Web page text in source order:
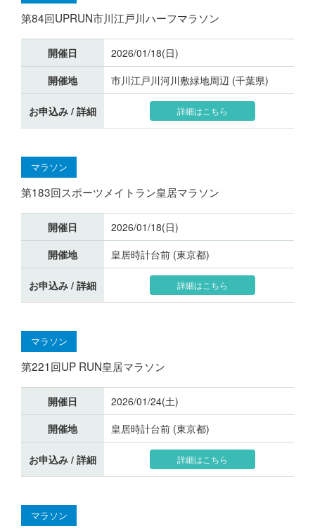
第84回UPRUN市川江戸川ハーフマラソン
開催日
2026/01/18(日)
開催地
市川江戸川河川敷緑地周辺 (千葉県)
お申込み / 詳細 詳細はこちら
マラソン
第183回スポーツメイトラン皇居マラソン
開催日
2026/01/18(日)
開催地
皇居時計台前 (東京都)
お申込み / 詳細 詳細はこちら
マラソン
第221回UP RUN皇居マラソン
開催日
2026/01/24(土)
開催地
皇居時計台前 (東京都)
お申込み / 詳細 詳細はこちら
マラソン